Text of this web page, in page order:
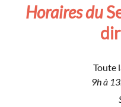
Horaires du
Toute
9h à